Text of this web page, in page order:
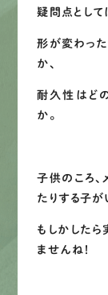
疑問点として
形が変わった
か、
耐久性はどの
か。
子供のころ、
たりする子が
もしかした
ませんね！